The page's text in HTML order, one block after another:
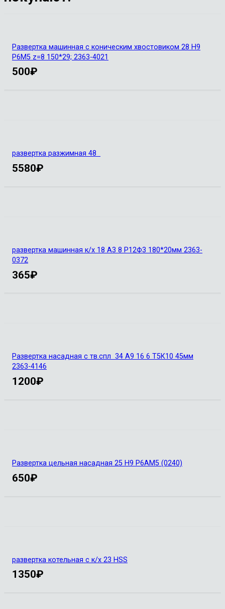
Развертка машинная с коническим хвостовиком 28 Н9
Р6М5 z=8 150*29; 2363-4021
500₽
развертка разжимная 48
5580₽
развертка машинная к/х 18 А3 8 Р12Ф3 180*20мм 2363-
0372
365₽
Развертка насадная с тв.спл 34 А9 16 6 Т5К10 45мм
2363-4146
1200₽
Развертка цельная насадная 25 Н9 Р6АМ5 (0240)
650₽
развертка котельная с к/х 23 HSS
1350₽